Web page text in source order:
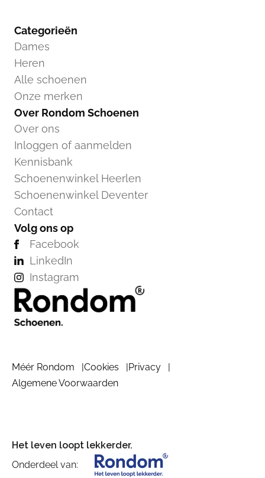
Categorieën
Dames
Heren
Alle schoenen
Onze merken
Over Rondom Schoenen
Over ons
Inloggen of aanmelden
Kennisbank
Schoenenwinkel Heerlen
Schoenenwinkel Deventer
Contact
Volg ons op
Facebook
LinkedIn
Instagram
Méér Rondom Cookies
Privacy
Algemene Voorwaarden
Het leven loopt lekkerder.
Onderdeel van: